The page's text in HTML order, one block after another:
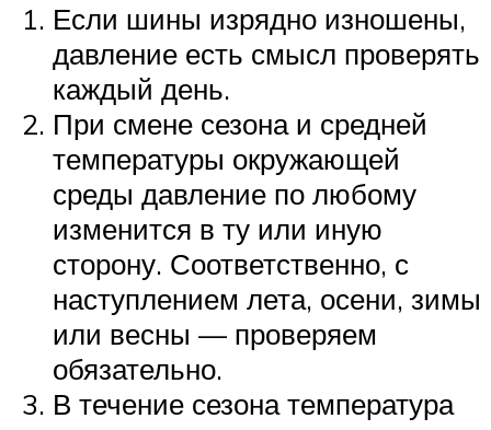
Если шины изрядно изношены,
давление есть смысл проверять
каждый день.
При смене сезона и средней
температуры окружающей
среды давление по любому
изменится в ту или иную
сторону. Соответственно, с
наступлением лета, осени, зимы
или весны — проверяем
обязательно.
В течение сезона температура